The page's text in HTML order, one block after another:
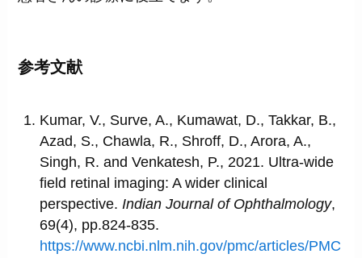
参考文献
Kumar, V., Surve, A., Kumawat, D., Takkar, B.,
Azad, S., Chawla, R., Shroff, D., Arora, A.,
Singh, R. and Venkatesh, P., 2021. Ultra-wide
field retinal imaging: A wider clinical
perspective.Indian Journal of Ophthalmology,
69(4), pp.824-835.
https://www.ncbi.nlm.nih.gov/pmc/articles/PMC